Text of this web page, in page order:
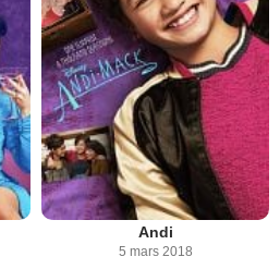
Andi
5 mars 2018